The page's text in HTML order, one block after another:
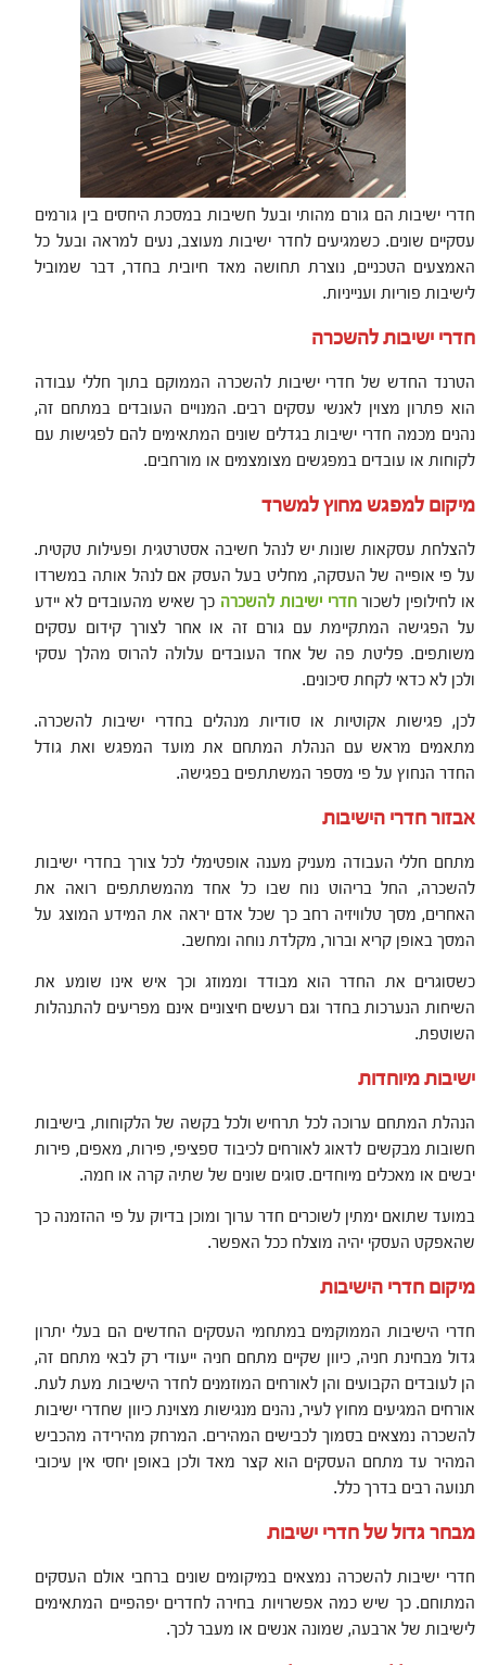
חדרי ישיבות הם גורם מהותי ובעל חשיבות במסכת היחסים בין גורמים
עסקיים שונים. כשמגיעים לחדר ישיבות מעוצב, נעים למראה ובעל כל
האמצעים הטכניים, נוצרת תחושה מאד חיובית בחדר, דבר שמוביל
לישיבות פוריות וענייניות.
חדרי ישיבות להשכרה
הטרנד החדש של חדרי ישיבות להשכרה הממוקם בתוך חללי עבודה
הוא פתרון מצוין לאנשי עסקים רבים. המנויים העובדים במתחם זה,
נהנים מכמה חדרי ישיבות בגדלים שונים המתאימים להם לפגישות עם
לקוחות או עובדים במפגשים מצומצמים או מורחבים.
מיקום למפגש מחוץ למשרד
להצלחת עסקאות שונות יש לנהל חשיבה אסטרטגית ופעילות טקטית.
על פי אופייה של העסקה, מחליט בעל העסק אם לנהל אותה במשרדו
או לחילופין לשכורחדרי ישיבות להשכרה כך שאיש מהעובדים לא יידע
על הפגישה המתקיימת עם גורם זה או אחר לצורך קידום עסקים
משותפים. פליטת פה של אחד העובדים עלולה להרוס מהלך עסקי
ולכן לא כדאי לקחת סיכונים.
לכן, פגישות אקוטיות או סודיות מנהלים בחדרי ישיבות להשכרה.
מתאמים מראש עם הנהלת המתחם את מועד המפגש ואת גודל
החדר הנחוץ על פי מספר המשתתפים בפגישה.
אבזור חדרי הישיבות
מתחם חללי העבודה מעניק מענה אופטימלי לכל צורך בחדרי ישיבות
להשכרה, החל בריהוט נוח שבו כל אחד מהמשתתפים רואה את
האחרים, מסך טלוויזיה רחב כך שכל אדם יראה את המידע המוצג על
המסך באופן קריא וברור, מקלדת נוחה ומחשב.
כשסוגרים את החדר הוא מבודד וממוזג וכך איש אינו שומע את
השיחות הנערכות בחדר וגם רעשים חיצוניים אינם מפריעים להתנהלות
השוטפת.
ישיבות מיוחדות
הנהלת המתחם ערוכה לכל תרחיש ולכל בקשה של הלקוחות, בישיבות
חשובות מבקשים לדאוג לאורחים לכיבוד ספציפי, פירות, מאפים, פירות
יבשים או מאכלים מיוחדים. סוגים שונים של שתיה קרה או חמה.
במועד שתואם ימתין לשוכרים חדר ערוך ומוכן בדיוק על פי ההזמנה כך
שהאפקט העסקי יהיה מוצלח ככל האפשר.
מיקום חדרי הישיבות
חדרי הישיבות הממוקמים במתחמי העסקים החדשים הם בעלי יתרון
גדול מבחינת חניה, כיוון שקיים מתחם חניה ייעודי רק לבאי מתחם זה,
הן לעובדים הקבועים והן לאורחים המוזמנים לחדר הישיבות מעת לעת.
אורחים המגיעים מחוץ לעיר, נהנים מנגישות מצוינת כיוון שחדרי ישיבות
להשכרה נמצאים בסמוך לכבישים המהירים. המרחק מהירידה מהכביש
המהיר עד מתחם העסקים הוא קצר מאד ולכן באופן יחסי אין עיכובי
תנועה רבים בדרך כלל.
מבחר גדול של חדרי ישיבות
חדרי ישיבות להשכרה נמצאים במיקומים שונים ברחבי אולם העסקים
המתוחם. כך שיש כמה אפשרויות בחירה לחדרים יפהפיים המתאימים
לישיבות של ארבעה, שמונה אנשים או מעבר לכך.